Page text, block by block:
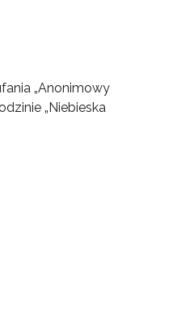
„Anonimowy
„Niebieska